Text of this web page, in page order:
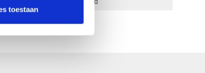
toestaan
1-4 dagen levertijd